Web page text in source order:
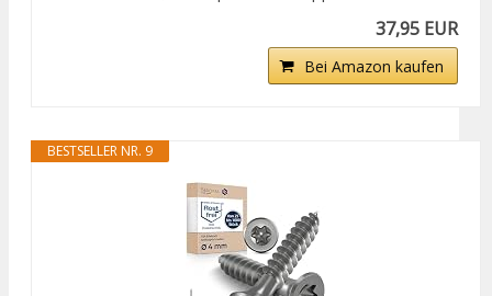
37,95 EUR
Bei Amazon kaufen
BESTSELLER NR. 9